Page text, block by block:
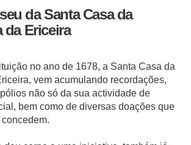
da Santa Casa da
da Ericeira
no ano de 1678, a Santa Casa da
vem acumulando recordações,
não só da sua actividade de
bem como de diversas doações que